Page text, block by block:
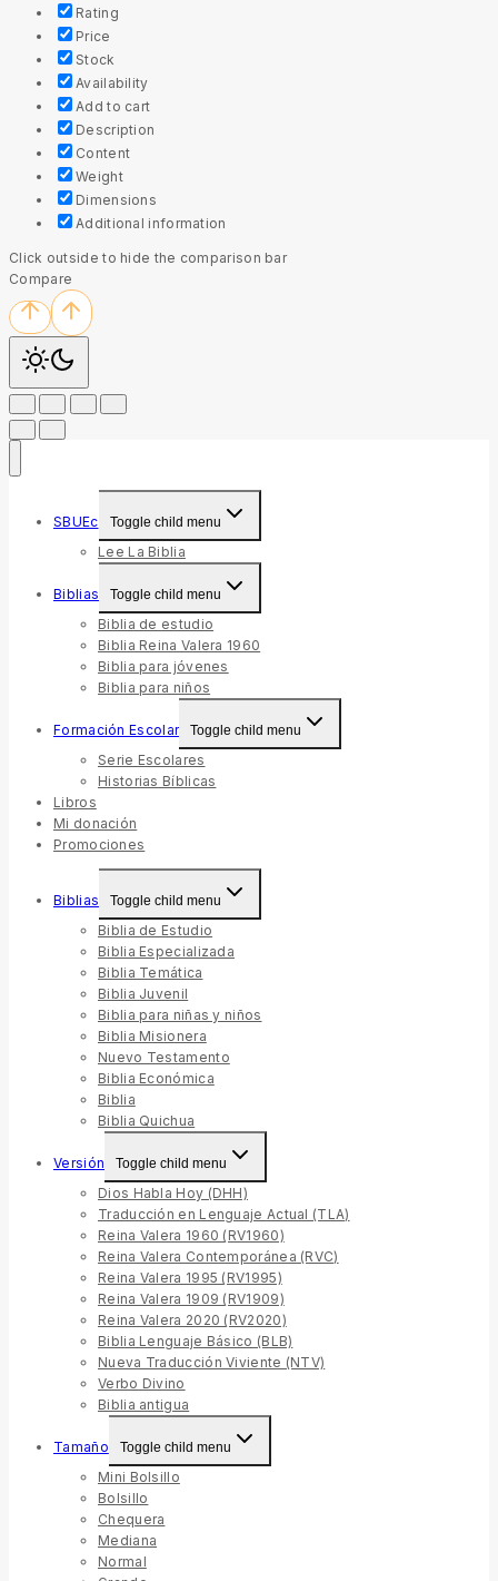
Rating
Price
Stock
Availability
Add to cart
Description
Content
Weight
Dimensions
Additional information
Click outside to hide the comparison bar
Compare
SBUEc Toggle child menu
Lee La Biblia
Biblias Toggle child menu
Biblia de estudio
Biblia Reina Valera 1960
Biblia para jóvenes
Biblia para niños
Formación Escolar Toggle child menu
Serie Escolares
Historias Bíblicas
Libros
Mi donación
Promociones
Biblias Toggle child menu
Biblia de Estudio
Biblia Especializada
Biblia Temática
Biblia Juvenil
Biblia para niñas y niños
Biblia Misionera
Nuevo Testamento
Biblia Económica
Biblia
Biblia Quichua
Versión Toggle child menu
Dios Habla Hoy (DHH)
Traducción en Lenguaje Actual (TLA)
Reina Valera 1960 (RV1960)
Reina Valera Contemporánea (RVC)
Reina Valera 1995 (RV1995)
Reina Valera 1909 (RV1909)
Reina Valera 2020 (RV2020)
Biblia Lenguaje Básico (BLB)
Nueva Traducción Viviente (NTV)
Verbo Divino
Biblia antigua
Tamaño Toggle child menu
Mini Bolsillo
Bolsillo
Chequera
Mediana
Normal